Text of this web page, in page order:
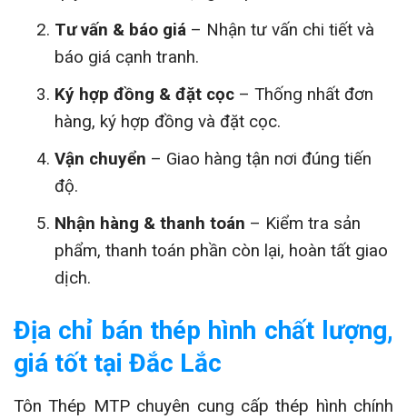
Tư vấn & báo giá – Nhận tư vấn chi tiết và
báo giá cạnh tranh.
Ký hợp đồng & đặt cọc– Thống nhất đơn
hàng, ký hợp đồng và đặt cọc.
Vận chuyển – Giao hàng tận nơi đúng tiến
độ.
Nhận hàng & thanh toán – Kiểm tra sản
phẩm, thanh toán phần còn lại, hoàn tất giao
dịch.
Địa chỉ bán thép hình chất lượng,
giá tốt tại Đắc Lắc
Tôn Thép MTP chuyên cung cấp thép hình chính